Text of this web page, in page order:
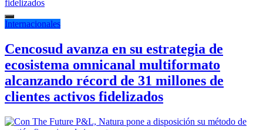
Internacionales
Cencosud avanza en su estrategia de
ecosistema omnicanal multiformato
alcanzando récord de 31 millones de
clientes activos fidelizados